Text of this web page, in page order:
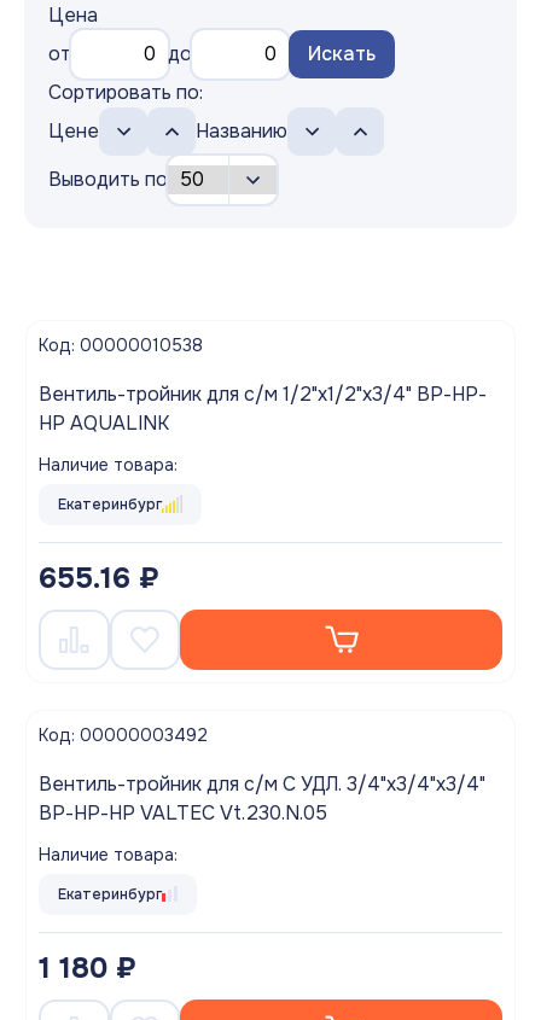
Цена
от
до
Искать
Сортировать по:
Цене
Названию
Выводить по
Код: 00000010538
Вентиль-тройник для с/м 1/2"x1/2"x3/4" ВР-НР-
НР AQUALINK
Наличие товара:
Екатеринбург
655.16 ₽
Код: 00000003492
Вентиль-тройник для с/м С УДЛ. 3/4"x3/4"x3/4"
ВР-НР-НР VALTEC Vt.230.N.05
Наличие товара:
Екатеринбург
1 180 ₽